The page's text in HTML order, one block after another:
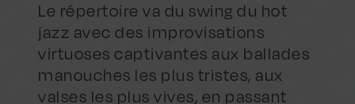
Le répertoire va du swing du hot
jazz avec des improvisations
virtuoses captivantes aux ballades
manouches les plus tristes, aux
valses les plus vives, en passant